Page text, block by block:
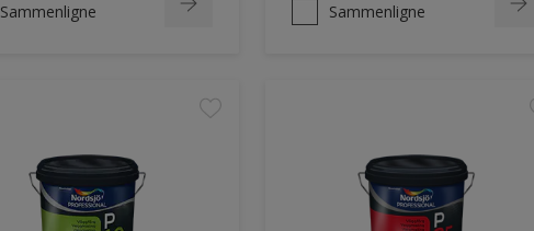
Sammenligne Sammenligne